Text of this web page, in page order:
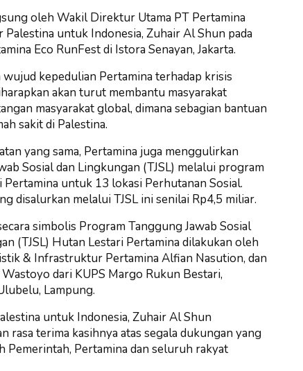
oleh Wakil Direktur Utama PT Pertamina
untuk Indonesia, Zuhair Al Shun pada
Eco RunFest di Istora Senayan, Jakarta.
kepedulian Pertamina terhadap krisis
akan turut membantu masyarakat
masyarakat global, dimana sebagian bantuan
sakit di Palestina.
yang sama, Pertamina juga menggulirkan
Sosial dan Lingkungan (TJSL) melalui program
Pertamina untuk 13 lokasi Perhutanan Sosial.
disalurkan melalui TJSL ini senilai Rp4,5 miliar.
simbolis Program Tanggung Jawab Sosial
(TJSL) Hutan Lestari Pertamina dilakukan oleh
& Infrastruktur Pertamina Alfian Nasution, dan
dari KUPS Margo Rukun Bestari,
Lampung.
untuk Indonesia, Zuhair Al Shun
rasa terima kasihnya atas segala dukungan yang
Pemerintah, Pertamina dan seluruh rakyat